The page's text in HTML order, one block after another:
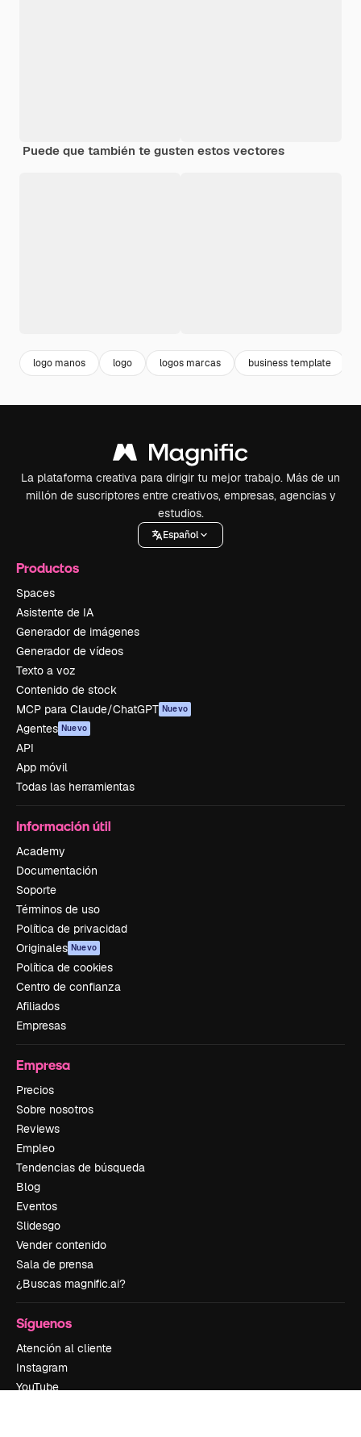
Puede que también te gusten estos vectores
logo manos logo logos marcas business template
La plataforma creativa para dirigir tu mejor trabajo. Más de un
millón de suscriptores entre creativos, empresas, agencias y
estudios.
Español
Productos
Spaces
Asistente de IA
Generador de imágenes
Generador de vídeos
Texto a voz
Contenido de stock
MCP para Claude/ChatGPT Nuevo
Agentes Nuevo
API
App móvil
Todas las herramientas
Información útil
Academy
Documentación
Soporte
Términos de uso
Política de privacidad
Originales Nuevo
Política de cookies
Centro de confianza
Afiliados
Empresas
Empresa
Precios
Sobre nosotros
Reviews
Empleo
Tendencias de búsqueda
Blog
Eventos
Slidesgo
Vender contenido
Sala de prensa
¿Buscas magnific.ai?
Síguenos
Atención al cliente
Instagram
YouTube